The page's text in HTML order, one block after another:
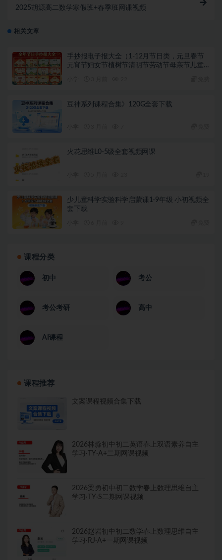
2025胡源高二数学寒假班+春季班网课视频
相关文章
手抄报电子报大全（1-12月节日类，元旦春节
元宵节妇女节植树节清明节劳动节母亲节儿童
豆神系列课程合集》120G全套下载
火花思维L0-5级全套视频网课
少儿童科学实验科学启蒙课1-9年级 小初视频全
套下载
课程分类
初中 考公
考公考研 高中
AI课程
课程推荐
文案课程视频合集下载
2026林淼初中初二英语春上双语素养自主
学习·TY·A+二期网课视频
2026梁勇初中初二数学春上数理思维自主
学习·TY·S二期网课视频
2026赵岩初中初二数学春上数理思维自主
学习·RJ·A+一期网课视频